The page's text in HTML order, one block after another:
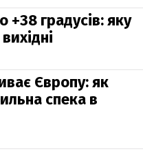
+38 градусів: яку
Європу: як
спека в